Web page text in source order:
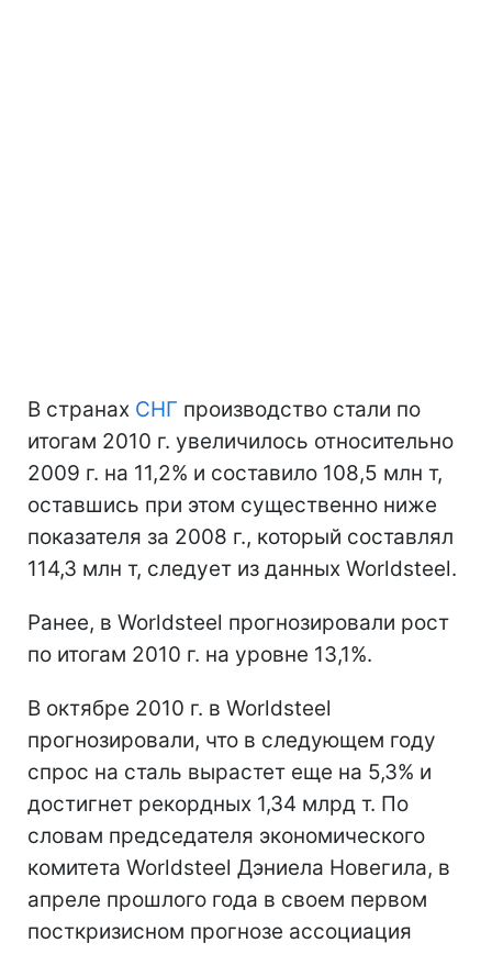
В странах СНГ производство стали по
итогам 2010 г. увеличилось относительно
2009 г. на 11,2% и составило 108,5 млн т,
оставшись при этом существенно ниже
показателя за 2008 г., который составлял
114,3 млн т, следует из данных Worldsteel.
Ранее, в Worldsteel прогнозировали рост
по итогам 2010 г. на уровне 13,1%.
В октябре 2010 г. в Worldsteel
прогнозировали, что в следующем году
спрос на сталь вырастет еще на 5,3% и
достигнет рекордных 1,34 млрд т. По
словам председателя экономического
комитета Worldsteel Дэниела Новегила, в
апреле прошлого года в своем первом
посткризисном прогнозе ассоциация